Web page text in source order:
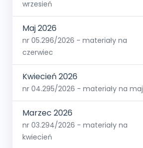
wrzesień
Maj 2026
nr 05.296/2026 - materiały na
czerwiec
Kwiecień 2026
nr 04.295/2026 - materiały na maj
Marzec 2026
nr 03.294/2026 - materiały na
kwiecień